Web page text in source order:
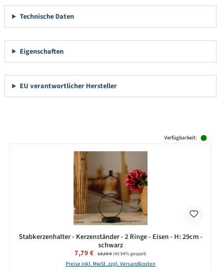
Technische Daten
Eigenschaften
EU verantwortlicher Hersteller
Verfügbarkeit:
Stabkerzenhalter - Kerzenständer - 2 Ringe - Eisen - H: 29cm -
schwarz
Verkaufspreis:
7,79 € Regulärer Preis:
13,19 €(40.94% gespart)
Preise inkl. MwSt. zzgl. Versandkosten